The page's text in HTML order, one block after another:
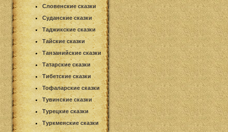
Словенские сказки
Суданские сказки
Таджикские сказки
Тайские сказки
Танзанийские сказки
Татарские сказки
Тибетские сказки
Тофаларские сказки
Тувинские сказки
Турецкие сказки
Туркменские сказки